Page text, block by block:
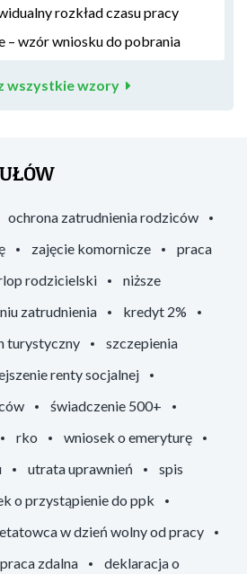
rozkład czasu pracy
– wzór wniosku do pobrania
wszystkie wzory
ochrona zatrudnienia rodziców
zajęcie komornicze
praca
rodzicielski
niższe
zatrudnienia
kredyt 2%
turystyczny
szczepienia
renty socjalnej
świadczenie 500+
rko
wniosek o emeryturę
utrata uprawnień
spis
o przystąpienie do ppk
w dzień wolny od pracy
praca zdalna deklaracja o